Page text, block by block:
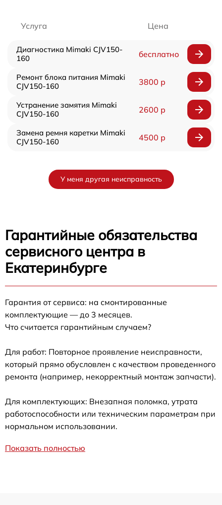
Услуга Цена
Диагностика Mimaki СJV150-
160
бесплатно
Ремонт блока питания Mimaki
СJV150-160
3800 р
Устранение замятия Mimaki
СJV150-160
2600 р
Замена ремня каретки Mimaki
СJV150-160
4500 р
У меня другая неисправность
Гарантийные обязательства
сервисного центра в
Екатеринбурге
Гарантия от сервиса: на смонтированные
комплектующие — до 3 месяцев.
Что считается гарантийным случаем?
Для работ: Повторное проявление неисправности,
который прямо обусловлен с качеством проведенного
ремонта (например, некорректный монтаж запчасти).
Для комплектующих: Внезапная поломка, утрата
работоспособности или техническим параметрам при
нормальном использовании.
Показать полностью